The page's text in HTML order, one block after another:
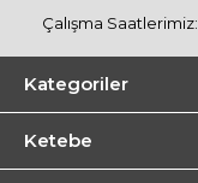
Çalışma Saatlerimiz:
Kategoriler
Ketebe